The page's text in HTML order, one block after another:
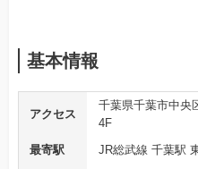
基本情報
アクセス
千葉県千葉市中央
4F
最寄駅
JR総武線 千葉駅